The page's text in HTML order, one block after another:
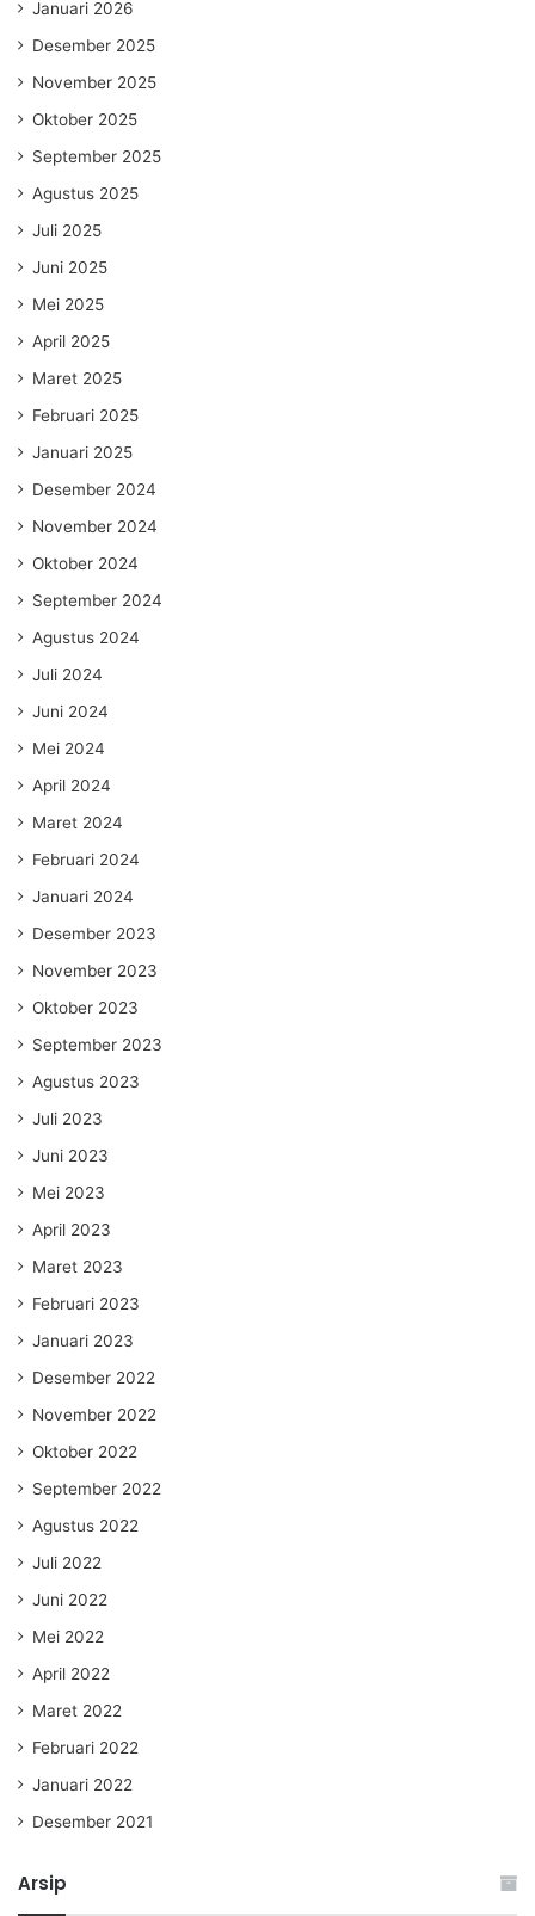
Januari 2026
Desember 2025
November 2025
Oktober 2025
September 2025
Agustus 2025
Juli 2025
Juni 2025
Mei 2025
April 2025
Maret 2025
Februari 2025
Januari 2025
Desember 2024
November 2024
Oktober 2024
September 2024
Agustus 2024
Juli 2024
Juni 2024
Mei 2024
April 2024
Maret 2024
Februari 2024
Januari 2024
Desember 2023
November 2023
Oktober 2023
September 2023
Agustus 2023
Juli 2023
Juni 2023
Mei 2023
April 2023
Maret 2023
Februari 2023
Januari 2023
Desember 2022
November 2022
Oktober 2022
September 2022
Agustus 2022
Juli 2022
Juni 2022
Mei 2022
April 2022
Maret 2022
Februari 2022
Januari 2022
Desember 2021
Arsip